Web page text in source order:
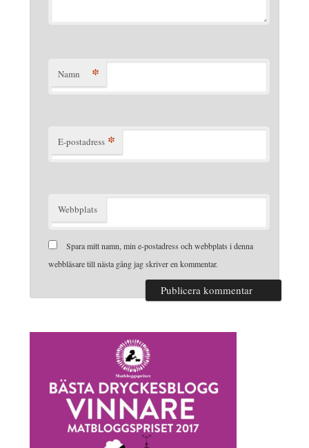
Namn *
E-postadress *
Webbplats
Spara mitt namn, min e-postadress och webbplats i denna
webbläsare till nästa gång jag skriver en kommentar.